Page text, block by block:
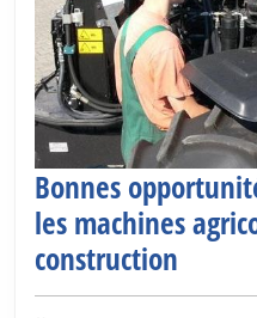
Bonnes
les machines
construction